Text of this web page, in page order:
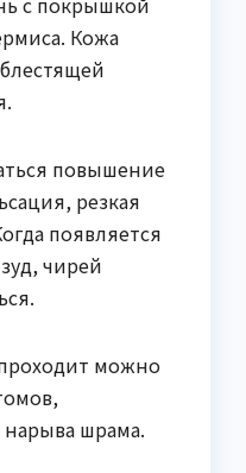
Кожа
повышение
резкая
появляется
чирей
можно
шрама.